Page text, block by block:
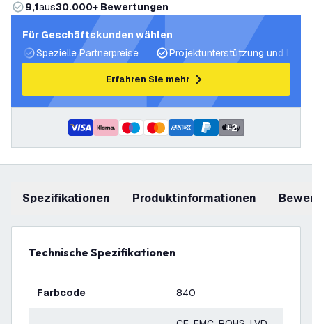
9,1aus30.000+ Bewertungen
Für Geschäftskunden wählen
Spezielle Partnerpreise
Projektunterstützung und
Erfahren Sie mehr
+2
Spezifikationen Produktinformationen
Technische Spezifikationen
Farbcode 840